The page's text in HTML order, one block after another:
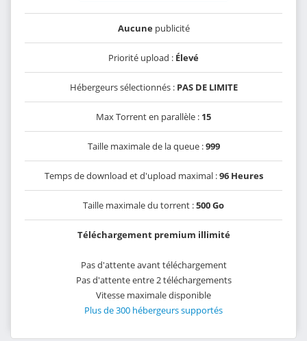
Aucunepublicité
Priorité upload : Élevé
Hébergeurs sélectionnés : PAS DE LIMITE
Max Torrent en parallèle : 15
Taille maximale de la queue :999
Temps de download et d'upload maximal :96 Heures
Taille maximale du torrent :500 Go
Téléchargement premium illimité
Pas d'attente avant téléchargement
Pas d'attente entre 2 téléchargements
Vitesse maximale disponible
Plus de 300 hébergeurs supportés